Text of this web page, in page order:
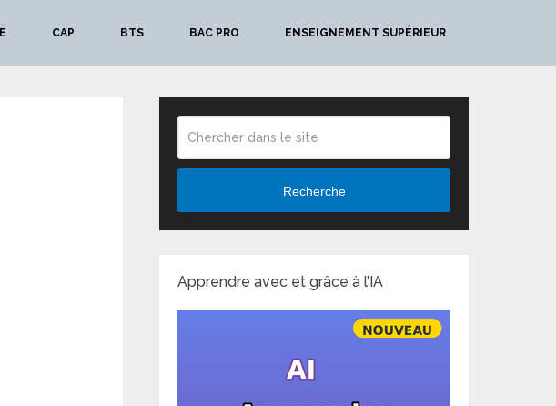
CAP BTS BAC PRO ENSEIGNEMENT SUPÉRIEUR
Recherche
Apprendre avec et grâce à l’IA